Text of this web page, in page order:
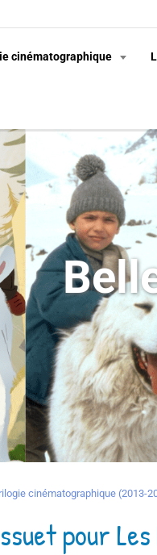
cinématographique
cinématographique (2013-
pour